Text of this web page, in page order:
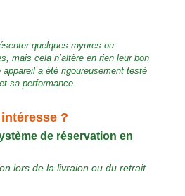
quelques rayures ou
mais cela n’altère en rien leur bon
a été rigoureusement testé
sa performance.
?
de réservation en
lors de la livraion ou du retrait